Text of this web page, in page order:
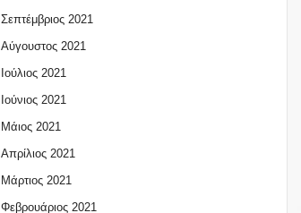
Σεπτέμβριος 2021
Αύγουστος 2021
Ιούλιος 2021
Ιούνιος 2021
Μάιος 2021
Απρίλιος 2021
Μάρτιος 2021
Φεβρουάριος 2021